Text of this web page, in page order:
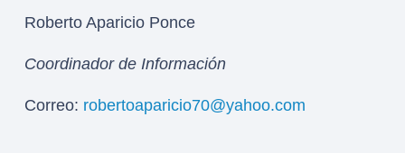
Roberto Aparicio Ponce
Coordinador de Información
Correo: robertoaparicio70@yahoo.com